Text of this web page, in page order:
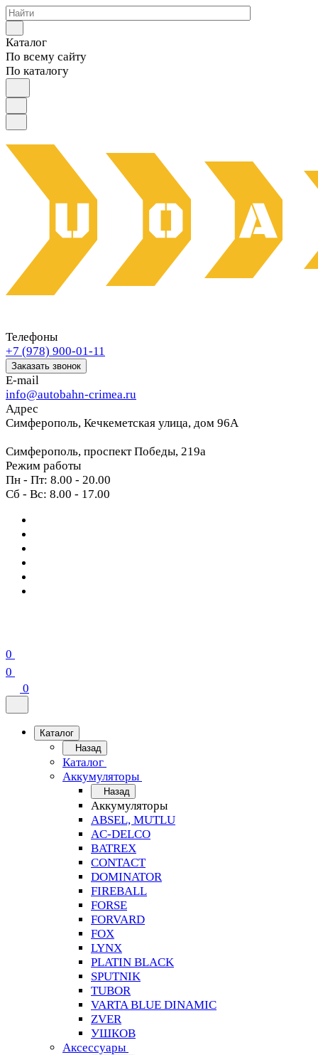
Каталог
По всему сайту
По каталогу
Телефоны
+7 (978) 900-01-11
Заказать звонок
E-mail
info@autobahn-crimea.ru
Адрес
Симферополь, Кечкеметская улица, дом 96А
Симферополь, проспект Победы, 219а
Режим работы
Пн - Пт: 8.00 - 20.00
Сб - Вс: 8.00 - 17.00
0
0
0
Каталог
Назад
Каталог
Аккумуляторы
Назад
Аккумуляторы
ABSEL, MUTLU
AC-DELCO
BATREX
CONTACT
DOMINATOR
FIREBALL
FORSE
FORVARD
FOX
LYNX
PLATIN BLACK
SPUTNIK
TUBOR
VARTA BLUE DINAMIC
ZVER
УШКОВ
Аксессуары